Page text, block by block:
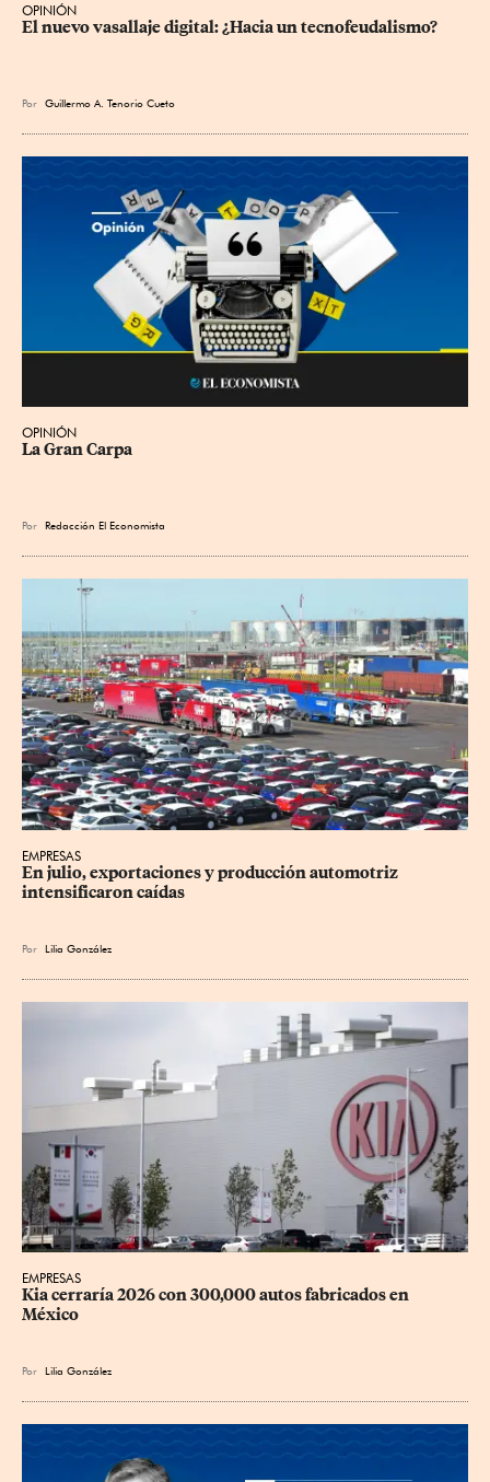
OPINIÓN
El nuevo vasallaje digital: ¿Hacia un tecnofeudalismo?
Por Guillermo A. Tenorio Cueto
OPINIÓN
La Gran Carpa
Por Redacción El Economista
EMPRESAS
En julio, exportaciones y producción automotriz
intensificaron caídas
Por Lilia González
EMPRESAS
Kia cerraría 2026 con 300,000 autos fabricados en
México
Por Lilia González